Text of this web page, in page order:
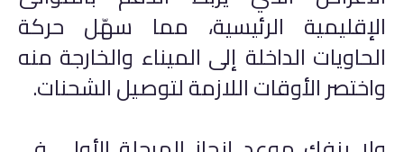
الإقليمية الرئيسية، مما سهّل حركة
الحاويات الداخلة إلى الميناء والخارجة منه
واختصر الأوقات اللازمة لتوصيل الشحنات.